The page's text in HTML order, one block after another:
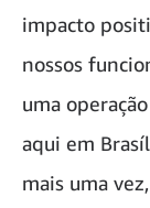
impacto
nossos
uma
aqui em
mais uma